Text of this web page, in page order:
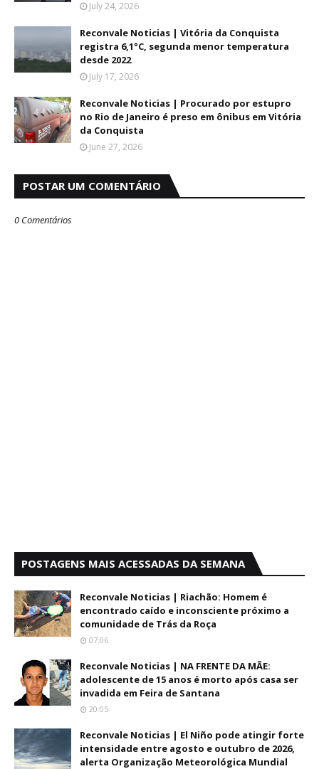
July 24, 2026
Reconvale Noticias | Vitória da Conquista
registra 6,1°C, segunda menor temperatura
desde 2022
July 17, 2026
Reconvale Noticias | Procurado por estupro
no Rio de Janeiro é preso em ônibus em Vitória
da Conquista
June 27, 2026
POSTAR UM COMENTÁRIO
0 Comentários
POSTAGENS MAIS ACESSADAS DA SEMANA
Reconvale Noticias | Riachão: Homem é
encontrado caído e inconsciente próximo a
comunidade de Trás da Roça
07:06
Reconvale Noticias | NA FRENTE DA MÃE:
adolescente de 15 anos é morto após casa ser
invadida em Feira de Santana
20:05
Reconvale Noticias | El Niño pode atingir forte
intensidade entre agosto e outubro de 2026,
alerta Organização Meteorológica Mundial